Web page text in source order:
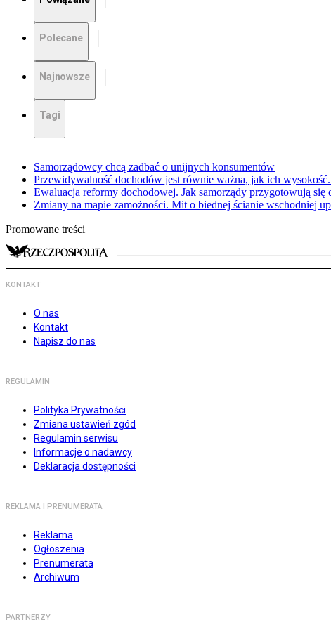
Polecane
Najnowsze
Tagi
Samorządowcy chcą zadbać o unijnych konsumentów
Przewidywalność dochodów jest równie ważna, jak ich
Ewaluacja reformy dochodowej. Jak samorządy przygotowują się
Zmiany na mapie zamożności. Mit o biednej ścianie wschodniej
Promowane treści
KONTAKT
O nas
Kontakt
Napisz do nas
REGULAMIN
Polityka Prywatności
Zmiana ustawień zgód
Regulamin serwisu
Informacje o nadawcy
Deklaracja dostępności
REKLAMA I PRENUMERATA
Reklama
Ogłoszenia
Prenumerata
Archiwum
PARTNERZY